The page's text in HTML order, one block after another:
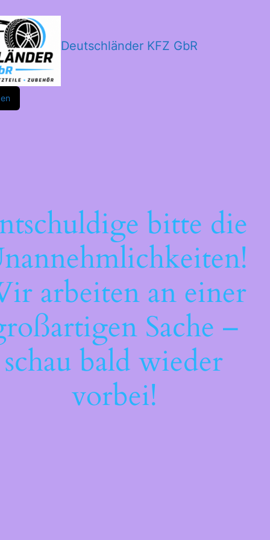
Deutschländer KFZ GbR
bitte die
arbeiten an einer
Sache –
schau bald wieder
vorbei!